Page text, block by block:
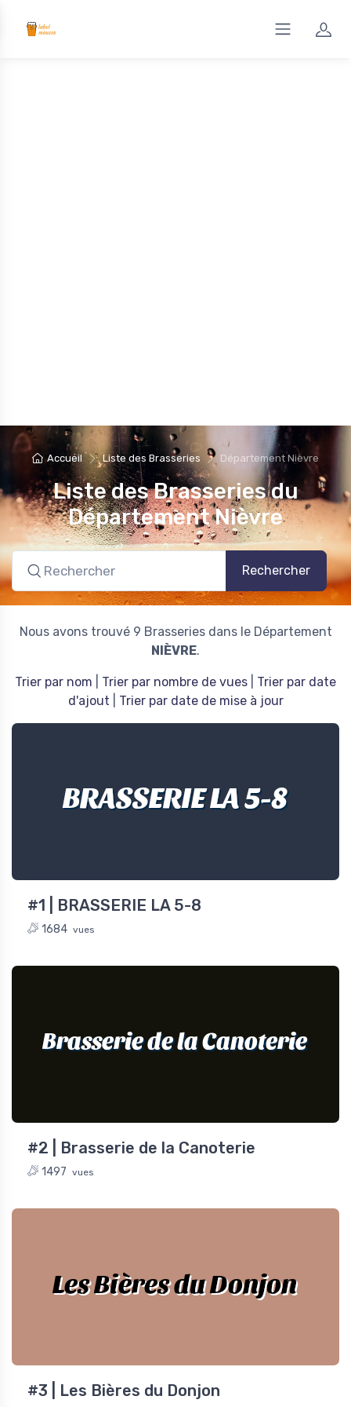
Accueil Liste des Brasseries Département Nièvre
Liste des Brasseries du
Département Nièvre
Rechercher
Nous avons trouvé 9 Brasseries dans le Département
NIÈVRE.
Trier par nom Trier par nombre de vues
Trier par date
d'ajout
Trier par date de mise à jour
BRASSERIE LA 5-8
#1 | BRASSERIE LA 5-8
1684 vues
Brasserie de la Canoterie
#2 | Brasserie de la Canoterie
1497 vues
Les Bières du Donjon
#3 | Les Bières du Donjon